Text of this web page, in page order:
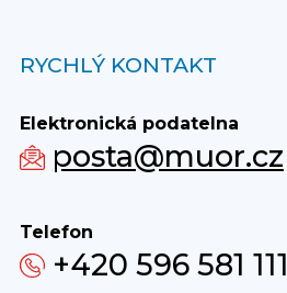
RYCHLÝ KONTAKT
Elektronická podatelna
posta@muor.cz
Telefon
+420 596 581 111